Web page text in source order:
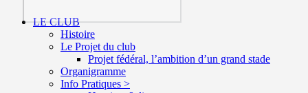
LE CLUB
Histoire
Le Projet du club
Projet fédéral, l’ambition d’un grand stade
Organigramme
Info Pratiques >